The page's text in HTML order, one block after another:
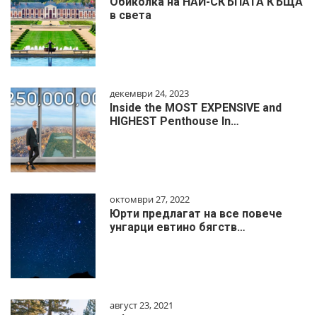
в света
декември 24, 2023
Inside the MOST EXPENSIVE and
HIGHEST Penthouse In…
октомври 27, 2022
Юрти предлагат на все повече
унгарци евтино бягств…
август 23, 2021